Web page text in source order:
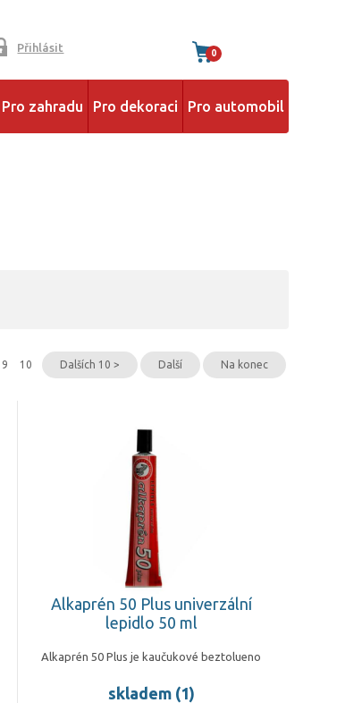
Přihlásit 0
Pro zahradu Pro dekoraci Pro automobil
9 10 Dalších 10 > Další Na konec
Alkaprén 50 Plus univerzální
lepidlo 50 ml
Alkaprén 50 Plus je kaučukové beztolueno
skladem (1)